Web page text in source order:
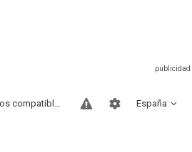
España
Sitios compatibles